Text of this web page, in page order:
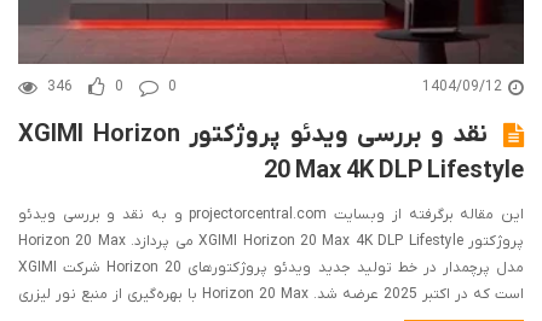
1404/09/12
346 0 0
نقد و بررسی ویدئو پروژکتور XGIMI Horizon
20 Max 4K DLP Lifestyle
این مقاله برگرفته از وبسایت projectorcentral.com و به نقد و بررسی ویدئو
پروژکتور XGIMI Horizon 20 Max 4K DLP Lifestyle می پردازد. Horizon 20 Max
مدل پرچمدار در خط تولید جدید ویدئو پروژکتورهای Horizon 20 شرکت XGIMI
است که در اکتبر 2025 عرضه شد. Horizon 20 Max با بهره‌گیری از منبع نور لیزری